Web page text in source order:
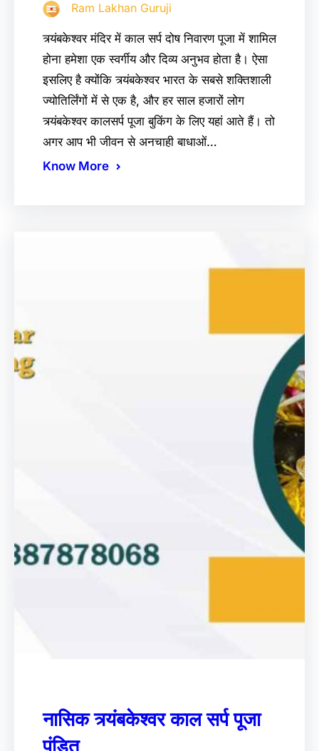
Ram Lakhan Guruji
त्र्यंबकेश्वर मंदिर में काल सर्प दोष निवारण पूजा में शामिल
होना हमेशा एक स्वर्गीय और दिव्य अनुभव होता है। ऐसा
इसलिए है क्योंकि त्र्यंबकेश्वर भारत के सबसे शक्तिशाली
ज्योतिर्लिंगों में से एक है, और हर साल हजारों लोग
त्र्यंबकेश्वर कालसर्प पूजा बुकिंग के लिए यहां आते हैं। तो
अगर आप भी जीवन से अनचाही बाधाओं…
Know More
नासिक त्र्यंबकेश्वर काल सर्प पूजा